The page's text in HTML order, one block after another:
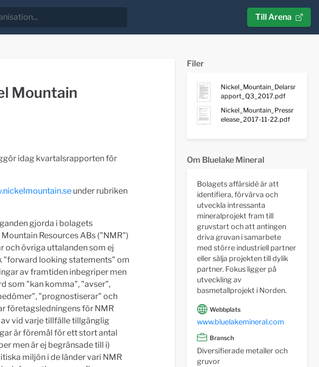
Till Arena
Mountain
idag kvartalsrapporten för
under rubriken
gjorda i bolagets
Resources ABs ("NMR")
och övriga uttalanden som ej
"forward looking statements" om
av framtiden inbegriper men
som "kan komma", "avser",
"prognostiserar" och
företagsledningens för NMR
vid varje tillfälle tillgänglig
är föremål för ett stort antal
men är ej begränsade till i)
miljön i de länder vari NMR
Filer
Nickel_Mountain_Delarsr
apport_Q3_2017.pdf
Nickel_Mountain_Pressr
elease_2017-11-22.pdf
Om Bluelake Mineral
Bolagets affärsidé är att
identifiera, förvärva och
utveckla intressanta
mineralprojekt fram till
gruvstart och att antingen
driva gruvan i samarbete
med större industriell partner
eller sälja projekten till dylik
partner. Fokus ligger på
utveckling av
basmetallprojekt i Norden.
Webbplats
www.bluelakemineral.com
Bransch
Diversifierade metaller och
gruvor